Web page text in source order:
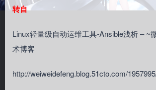
转自
Linux轻量级自动运维工具-Ansible浅析 – ~
术博客
http://weiweidefeng.blog.51cto.com/